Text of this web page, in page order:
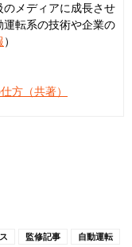
のメディアに成長させ
転系の技術や企業の
）
方（共著）
監修記事
自動運転